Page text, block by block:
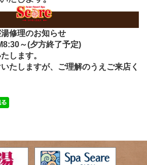
修理のお知らせ
～(夕方終了予定)
します。
たしますが、ご理解のうえご来店く